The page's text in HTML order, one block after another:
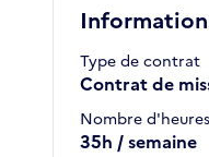
Type de contrat
Contrat de
Nombre
35h / semaine